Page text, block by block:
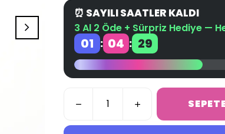
⏰ SAYILI SAATLER KALDI
3 Al 2 Öde + Sürpriz Hediye —
01 : 04 : 29